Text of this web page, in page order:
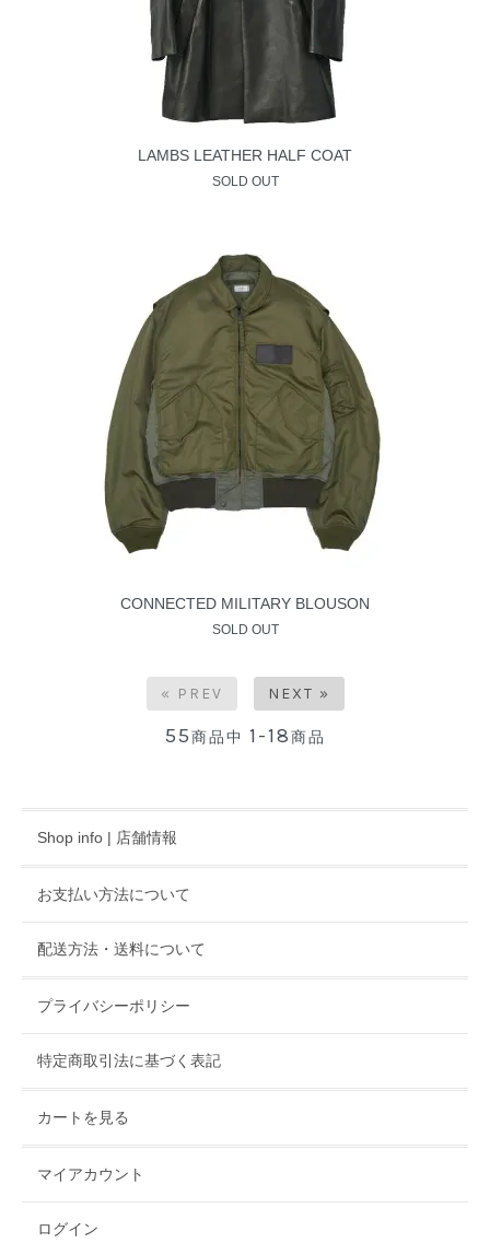
LAMBS LEATHER HALF COAT
SOLD OUT
CONNECTED MILITARY BLOUSON
SOLD OUT
« PREV NEXT »
55商品中 1-18商品
Shop info | 店舗情報
お支払い方法について
配送方法・送料について
プライバシーポリシー
特定商取引法に基づく表記
カートを見る
マイアカウント
ログイン